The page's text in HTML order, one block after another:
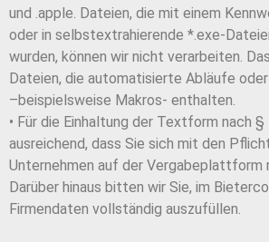
und .apple. Dateien, die mit einem
oder in selbstextrahierende *.exe-
wurden, können wir nicht verarbeiten.
Dateien, die automatisierte Abläufe
–beispielsweise Makros- enthalten.
• Für die Einhaltung der Textform nach
ausreichend, dass Sie sich mit den
Unternehmen auf der Vergabeplattform
Darüber hinaus bitten wir Sie, im
Firmendaten vollständig auszufüllen.